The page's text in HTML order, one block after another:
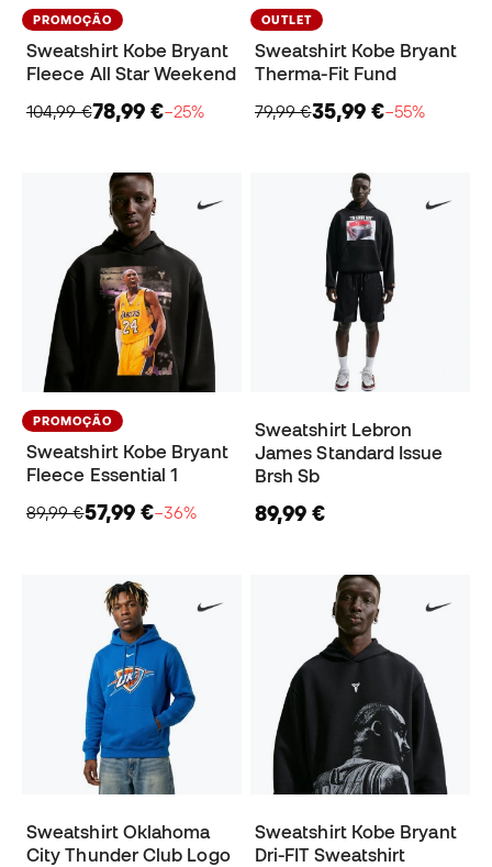
PROMOÇÃO
Sweatshirt Kobe Bryant
Fleece All Star Weekend
104,99 €78,99 €−25%
OUTLET
Sweatshirt Kobe Bryant
Therma-Fit Fund
79,99 €35,99 €−55%
PROMOÇÃO
Sweatshirt Kobe Bryant
Fleece Essential 1
89,99 €57,99 €−36%
Sweatshirt Lebron
James Standard Issue
Brsh Sb
89,99 €
Sweatshirt Oklahoma
City Thunder Club Logo
Sweatshirt Kobe Bryant
Dri-FIT Sweatshirt